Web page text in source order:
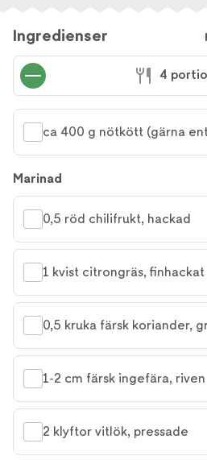
Ingredienser
4
ca 400 g nötkött (gärna
Marinad
0,5 röd chilifrukt, hackad
1 kvist citrongräs, finhackat
0,5 kruka färsk koriander,
1-2 cm färsk ingefära, riven
2 klyftor vitlök, pressade